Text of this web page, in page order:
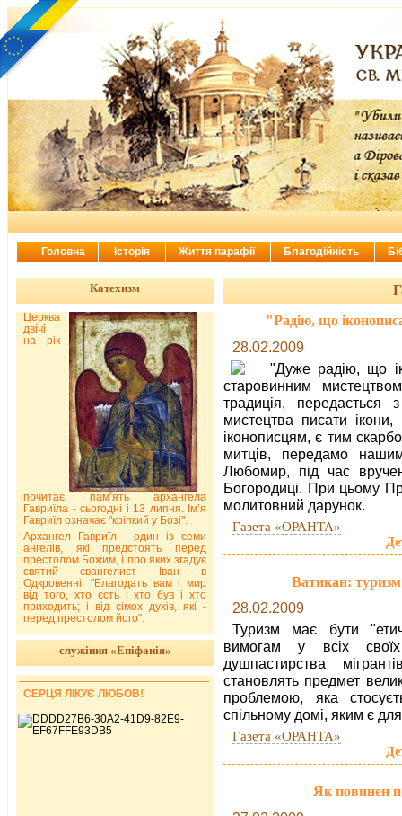
"Радію, що
28.02.2009
"Дуже радію, що
старовинним
традиція, передається
мистецтва писати
іконописцям, є тим
митців, передамо
Любомир, під час
Богородиці. При цьому
молитовний дарунок.
Газета «ОРАНТА»
Ватикан:
28.02.2009
Туризм має бути
вимогам у всіх
душпастирства
становлять предмет
проблемою, яка
спільному домі, яким є
Газета «ОРАНТА»
Як повинен
Катехизм
Церква
двічі
на рік
почитає пам’ять архангела
Гавриїла - сьогодні і 13 липня. Ім’я
Гавриїл означає "кріпкий у Бозі".
Архангел Гавриїл - один із семи
ангелів, які предстоять перед
престолом Божим, і про яких згадує
святий євангелист Іван в
Одкровенні: "Благодать вам і мир
від того, хто єсть і хто був і хто
приходить; і від сімох духів, які -
перед престолом його".
служіння «Епіфанія»
СЕРЦЯ ЛІКУЄ ЛЮБОВ!
Головна Історія Життя парафії Благодійність